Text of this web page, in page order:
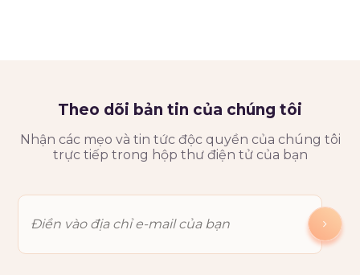
Theo dõi bản tin của chúng tôi
Nhận các mẹo và tin tức độc quyền của chúng tôi
trực tiếp trong hộp thư điện tử của bạn